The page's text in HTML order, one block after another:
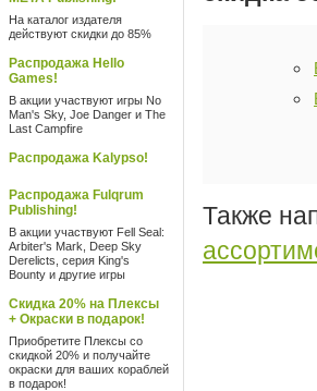
На каталог издателя
действуют скидки до 85%
Распродажа Hello
Games!
В акции участвуют игры No
Man's Sky, Joe Danger и The
Last Campfire
Распродажа Kalypso!
Распродажа Fulqrum
Publishing!
В акции участвуют Fell Seal:
Arbiter's Mark, Deep Sky
Derelicts, серия King's
Bounty и другие игры
Скидка 20% на Плексы
+ Окраски в подарок!
Приобретите Плексы со
скидкой 20% и получайте
окраски для ваших кораблей
в подарок!
Также